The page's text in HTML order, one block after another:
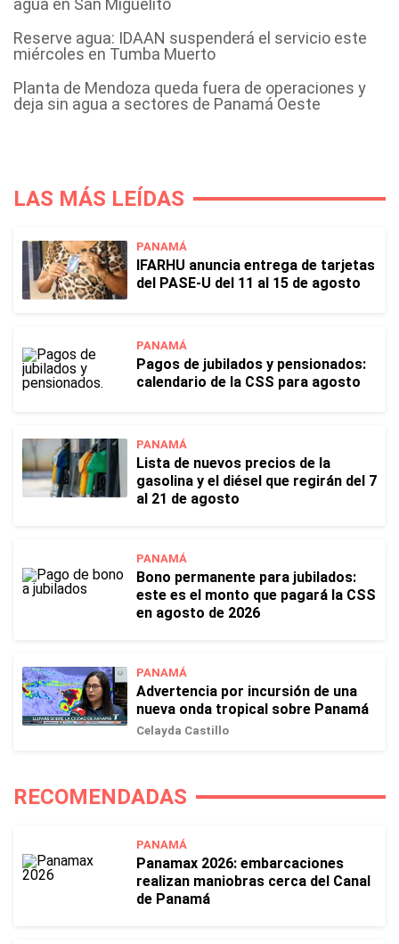
agua en San Miguelito
Reserve agua: IDAAN suspenderá el servicio este
miércoles en Tumba Muerto
Planta de Mendoza queda fuera de operaciones y
deja sin agua a sectores de Panamá Oeste
LAS MÁS LEÍDAS
PANAMÁ
IFARHU anuncia entrega de tarjetas
del PASE-U del 11 al 15 de agosto
PANAMÁ
Pagos de jubilados y pensionados:
calendario de la CSS para agosto
PANAMÁ
Lista de nuevos precios de la
gasolina y el diésel que regirán del 7
al 21 de agosto
PANAMÁ
Bono permanente para jubilados:
este es el monto que pagará la CSS
en agosto de 2026
PANAMÁ
Advertencia por incursión de una
nueva onda tropical sobre Panamá
Celayda Castillo
RECOMENDADAS
PANAMÁ
Panamax 2026: embarcaciones
realizan maniobras cerca del Canal
de Panamá